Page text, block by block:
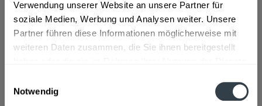
Verwendung unserer Website an unsere Partner für
soziale Medien, Werbung und Analysen weiter. Unsere
Partner führen diese Informationen möglicherweise mit
weiteren Daten zusammen, die Sie ihnen bereitgestellt
Notwendig
Artikel-Nr.: 10347
Beschreibung
So beschreibt der Hersteller sein Produkt: "S. Pellegrino
Zutaten und Allergene